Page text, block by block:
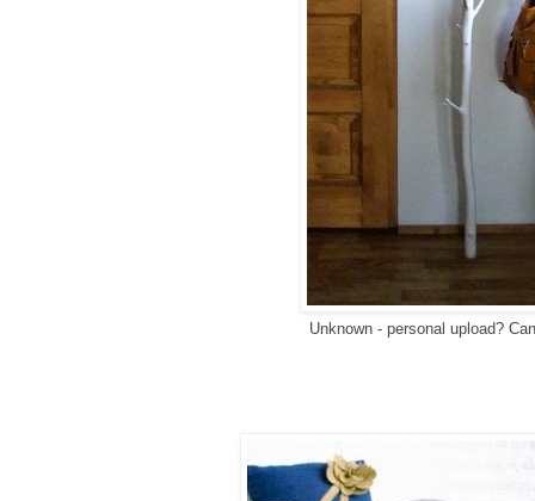
Unknown - personal upload?